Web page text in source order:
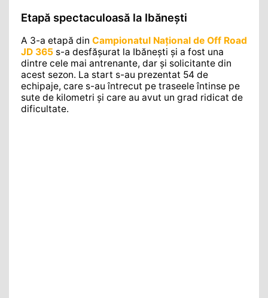
Etapă spectaculoasă la Ibănești
A 3-a etapă din Campionatul Național de Off Road
JD 365 s-a desfășurat la Ibănești și a fost una
dintre cele mai antrenante, dar și solicitante din
acest sezon. La start s-au prezentat 54 de
echipaje, care s-au întrecut pe traseele întinse pe
sute de kilometri și care au avut un grad ridicat de
dificultate.